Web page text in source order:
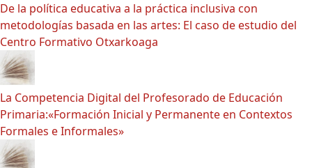
De la política educativa a la práctica inclusiva con
metodologías basada en las artes: El caso de estudio del
Centro Formativo Otxarkoaga
La Competencia Digital del Profesorado de Educación
Primaria:«Formación Inicial y Permanente en Contextos
Formales e Informales»